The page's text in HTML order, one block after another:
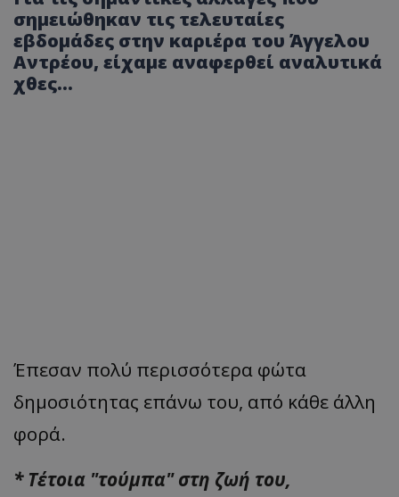
σημειώθηκαν τις τελευταίες
εβδομάδες στην καριέρα του Άγγελου
Αντρέου, είχαμε αναφερθεί αναλυτικά
χθες…
Έπεσαν πολύ περισσότερα φώτα
δημοσιότητας επάνω του, από κάθε άλλη
φορά.
* Τέτοια "τούμπα" στη ζωή του,